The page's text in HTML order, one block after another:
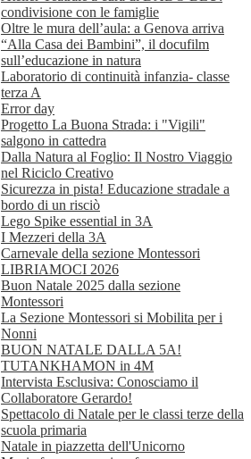
condivisione con le famiglie
Oltre le mura dell’aula: a Genova arriva
“Alla Casa dei Bambini”, il docufilm
sull’educazione in natura
Laboratorio di continuità infanzia- classe
terza A
Error day
Progetto La Buona Strada: i "Vigili"
salgono in cattedra
Dalla Natura al Foglio: Il Nostro Viaggio
nel Riciclo Creativo
Sicurezza in pista! Educazione stradale a
bordo di un risciò
Lego Spike essential in 3A
I Mezzeri della 3A
Carnevale della sezione Montessori
LIBRIAMOCI 2026
Buon Natale 2025 dalla sezione
Montessori
La Sezione Montessori si Mobilita per i
Nonni
BUON NATALE DALLA 5A!
TUTANKHAMON in 4M
Intervista Esclusiva: Conosciamo il
Collaboratore Gerardo!
Spettacolo di Natale per le classi terze della
scuola primaria
Natale in piazzetta dell'Unicorno